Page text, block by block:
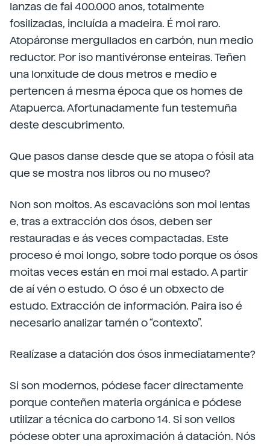
lanzas de fai 400.000 anos, totalmente
fosilizadas, incluída a madeira. É moi raro.
Atopáronse mergullados en carbón, nun medio
reductor. Por iso mantivéronse enteiras. Teñen
una lonxitude de dous metros e medio e
pertencen á mesma época que os homes de
Atapuerca. Afortunadamente fun testemuña
deste descubrimento.
Que pasos danse desde que se atopa o fósil ata
que se mostra nos libros ou no museo?
Non son moitos. As escavacións son moi lentas
e, tras a extracción dos ósos, deben ser
restauradas e ás veces compactadas. Este
proceso é moi longo, sobre todo porque os ósos
moitas veces están en moi mal estado. A partir
de aí vén o estudo. O óso é un obxecto de
estudo. Extracción de información. Paira iso é
necesario analizar tamén o “contexto”.
Realízase a datación dos ósos inmediatamente?
Si son modernos, pódese facer directamente
porque conteñen materia orgánica e pódese
utilizar a técnica do carbono 14. Si son vellos
pódese obter una aproximación á datación. Nós